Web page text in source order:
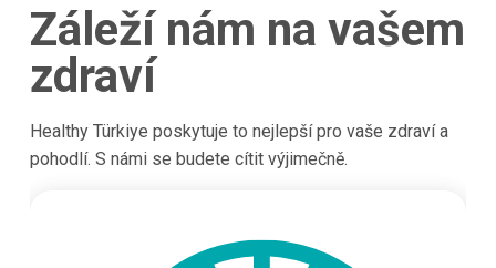
Záleží nám na vašem
zdraví
Healthy Türkiye poskytuje to nejlepší pro vaše zdraví a
pohodlí. S námi se budete cítit výjimečně.